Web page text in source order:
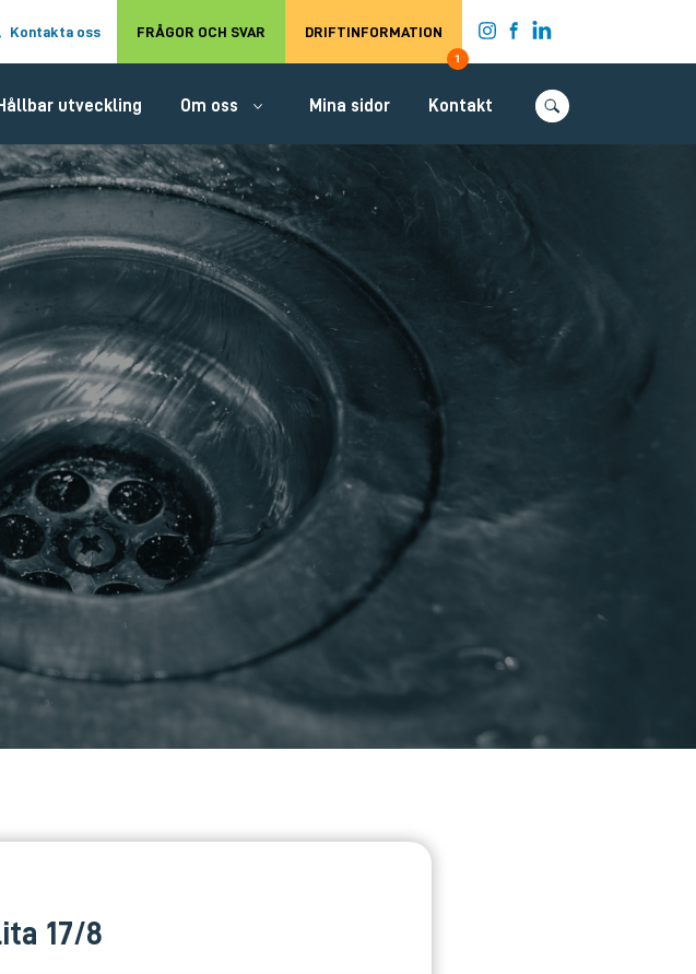
till det huvudsakliga innehållet.
Kontakta oss FRÅGOR OCH SVAR DRIFTINFORMATION
1
Hållbar utveckling Om oss Mina sidor Kontakt
17/8